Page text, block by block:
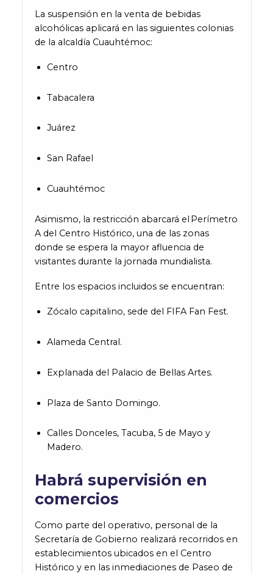
La suspensión en la venta de bebidas
alcohólicas aplicará en las siguientes colonias
de la alcaldía Cuauhtémoc:
Centro
Tabacalera
Juárez
San Rafael
Cuauhtémoc
Asimismo, la restricción abarcará el Perímetro
A del Centro Histórico, una de las zonas
donde se espera la mayor afluencia de
visitantes durante la jornada mundialista.
Entre los espacios incluidos se encuentran:
Zócalo capitalino, sede del FIFA Fan Fest.
Alameda Central.
Explanada del Palacio de Bellas Artes.
Plaza de Santo Domingo.
Calles Donceles, Tacuba, 5 de Mayo y
Madero.
Habrá supervisión en
comercios
Como parte del operativo, personal de la
Secretaría de Gobierno realizará recorridos en
establecimientos ubicados en el Centro
Histórico y en las inmediaciones de Paseo de